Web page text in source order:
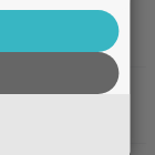
på svenska
är ny hos